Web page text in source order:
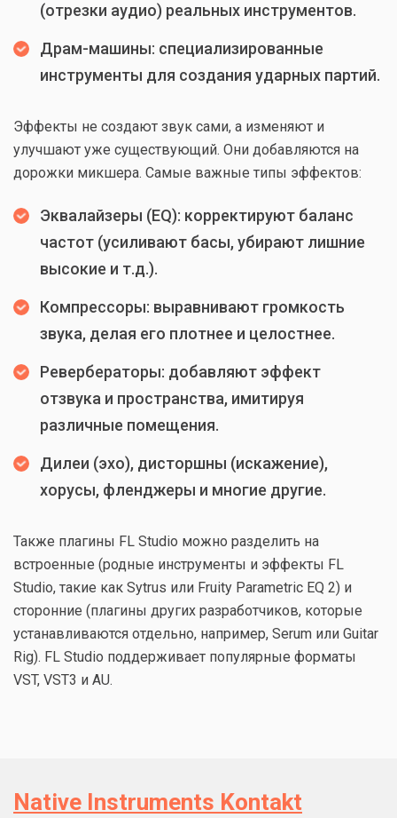
(отрезки аудио) реальных инструментов.
Драм-машины: специализированные
инструменты для создания ударных партий.
Эффекты не создают звук сами, а изменяют и
улучшают уже существующий. Они добавляются на
дорожки микшера. Самые важные типы эффектов:
Эквалайзеры (EQ): корректируют баланс
частот (усиливают басы, убирают лишние
высокие и т.д.).
Компрессоры: выравнивают громкость
звука, делая его плотнее и целостнее.
Ревербераторы: добавляют эффект
отзвука и пространства, имитируя
различные помещения.
Дилеи (эхо), дисторшны (искажение),
хорусы, фленджеры и многие другие.
Также плагины FL Studio можно разделить на
встроенные (родные инструменты и эффекты FL
Studio, такие как Sytrus или Fruity Parametric EQ 2) и
сторонние (плагины других разработчиков, которые
устанавливаются отдельно, например, Serum или Guitar
Rig). FL Studio поддерживает популярные форматы
VST, VST3 и AU.
Native Instruments Kontakt